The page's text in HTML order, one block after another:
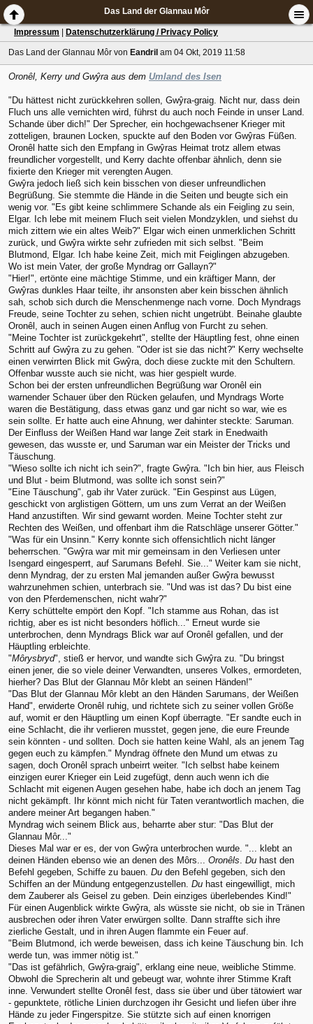
Das Land der Glannau Môr
Impressum Datenschutzerklärung / Privacy Policy
Das Land der Glannau Môr von Eandril am 04 Okt, 2019 11:58
Oronêl, Kerry und Gwŷra aus dem Umland des Isen
"Du hättest nicht zurückkehren sollen, Gwŷra-graig. Nicht nur, dass dein
Fluch uns alle vernichten wird, führst du auch noch Feinde in unser Land.
Schande über dich!" Der Sprecher, ein hochgewachsener Krieger mit
zotteligen, braunen Locken, spuckte auf den Boden vor Gwŷras Füßen.
Oronêl hatte sich den Empfang in Gwŷras Heimat trotz allem etwas
freundlicher vorgestellt, und Kerry dachte offenbar ähnlich, denn sie
fixierte den Krieger mit verengten Augen.
Gwŷra jedoch ließ sich kein bisschen von dieser unfreundlichen
Begrüßung. Sie stemmte die Hände in die Seiten und beugte sich ein
wenig vor. "Es gibt keine schlimmere Schande als ein Feigling zu sein,
Elgar. Ich lebe mit meinem Fluch seit vielen Mondzyklen, und siehst du
mich zittern wie ein altes Weib?" Elgar wich einen unmerklichen Schritt
zurück, und Gwŷra wirkte sehr zufrieden mit sich selbst. "Beim
Blutmond, Elgar. Ich habe keine Zeit, mich mit Feiglingen abzugeben.
Wo ist mein Vater, der große Myndrag orr Gallayn?"
"Hier!", ertönte eine mächtige Stimme, und ein kräftiger Mann, der
Gwŷras dunkles Haar teilte, ihr ansonsten aber kein bisschen ähnlich
sah, schob sich durch die Menschenmenge nach vorne. Doch Myndrags
Freude, seine Tochter zu sehen, schien nicht ungetrübt. Beinahe glaubte
Oronêl, auch in seinen Augen einen Anflug von Furcht zu sehen.
"Meine Tochter ist zurückgekehrt", stellte der Häuptling fest, ohne einen
Schritt auf Gwŷra zu zu gehen. "Oder ist sie das nicht?" Kerry wechselte
einen verwirrten Blick mit Gwŷra, doch diese zuckte mit den Schultern.
Offenbar wusste auch sie nicht, was hier gespielt wurde.
Schon bei der ersten unfreundlichen Begrüßung war Oronêl ein
warnender Schauer über den Rücken gelaufen, und Myndrags Worte
waren die Bestätigung, dass etwas ganz und gar nicht so war, wie es
sein sollte. Er hatte auch eine Ahnung, wer dahinter steckte: Saruman.
Der Einfluss der Weißen Hand war lange Zeit stark in Enedwaith
gewesen, das wusste er, und Saruman war ein Meister der Tricks und
Täuschung.
"Wieso sollte ich nicht ich sein?", fragte Gwŷra. "Ich bin hier, aus Fleisch
und Blut - beim Blutmond, was sollte ich sonst sein?"
"Eine Täuschung", gab ihr Vater zurück. "Ein Gespinst aus Lügen,
geschickt von arglistigen Göttern, um uns zum Verrat an der Weißen
Hand anzustiften. Wir sind gewarnt worden. Meine Tochter steht zur
Rechten des Weißen, und offenbart ihm die Ratschläge unserer Götter."
"Was für ein Unsinn." Kerry konnte sich offensichtlich nicht länger
beherrschen. "Gwŷra war mit mir gemeinsam in den Verliesen unter
Isengard eingesperrt, auf Sarumans Befehl. Sie..." Weiter kam sie nicht,
denn Myndrag, der zu ersten Mal jemanden außer Gwŷra bewusst
wahrzunehmen schien, unterbrach sie. "Und was ist das? Du bist eine
von den Pferdemenschen, nicht wahr?"
Kerry schüttelte empört den Kopf. "Ich stamme aus Rohan, das ist
richtig, aber es ist nicht besonders höflich..." Erneut wurde sie
unterbrochen, denn Myndrags Blick war auf Oronêl gefallen, und der
Häuptling erbleichte.
"Môrysbryd", stieß er hervor, und wandte sich Gwŷra zu. "Du bringst
einen jener, die so viele deiner Verwandten, unseres Volkes, ermordeten,
hierher? Das Blut der Glannau Môr klebt an seinen Händen!"
"Das Blut der Glannau Môr klebt an den Händen Sarumans, der Weißen
Hand", erwiderte Oronêl ruhig, und richtete sich zu seiner vollen Größe
auf, womit er den Häuptling um einen Kopf überragte. "Er sandte euch in
eine Schlacht, die ihr verlieren musstet, gegen jene, die eure Freunde
sein könnten - und sollten. Doch sie hatten keine Wahl, als an jenem Tag
gegen euch zu kämpfen." Myndrag öffnete den Mund um etwas zu
sagen, doch Oronêl sprach unbeirrt weiter. "Ich selbst habe keinem
einzigen eurer Krieger ein Leid zugefügt, denn auch wenn ich die
Schlacht mit eigenen Augen gesehen habe, habe ich doch an jenem Tag
nicht gekämpft. Ihr könnt mich nicht für Taten verantwortlich machen, die
andere meiner Art begangen haben."
Myndrag wich seinem Blick aus, beharrte aber stur: "Das Blut der
Glannau Môr..."
Dieses Mal war er es, der von Gwŷra unterbrochen wurde. "... klebt an
deinen Händen ebenso wie an denen des Môrs... Oronêls. Du hast den
Befehl gegeben, Schiffe zu bauen. Du den Befehl gegeben, sich den
Schiffen an der Mündung entgegenzustellen. Du hast eingewilligt, mich
dem Zauberer als Geisel zu geben. Dein einziges überlebendes Kind!"
Für einen Augenblick wirkte Gwŷra, als wüsste sie nicht, ob sie in Tränen
ausbrechen oder ihren Vater erwürgen sollte. Dann straffte sich ihre
zierliche Gestalt, und in ihren Augen flammte ein Feuer auf.
"Beim Blutmond, ich werde beweisen, dass ich keine Täuschung bin. Ich
werde tun, was immer nötig ist."
"Das ist gefährlich, Gwŷra-graig", erklang eine neue, weibliche Stimme.
Obwohl die Sprecherin alt und gebeugt war, wohnte ihrer Stimme Kraft
inne. Verwundert stellte Oronêl fest, dass sie über und über tätowiert war
- gepunktete, rötliche Linien durchzogen ihr Gesicht und liefen über ihre
Hände zu jeder Fingerspitze. Sie stützte sich auf einen knorrigen